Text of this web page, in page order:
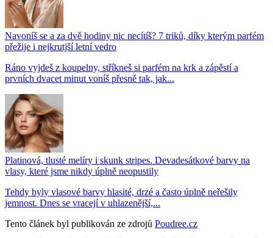
Navoníš se a za dvě hodiny nic necítíš? 7 triků, díky kterým parfém
přežije i nejkrutjší letní vedro
Ráno vyjdeš z koupelny, stříkneš si parfém na krk a zápěstí a
prvních dvacet minut voníš přesně tak, jak...
Platinová, tlusté melíry i skunk stripes. Devadesátkové barvy na
vlasy, které jsme nikdy úplně neopustily
Tehdy byly vlasové barvy hlasité, drzé a často úplně neřešily
jemnost. Dnes se vracejí v uhlazenější,...
Tento článek byl publikován ze zdrojů Poudree.cz